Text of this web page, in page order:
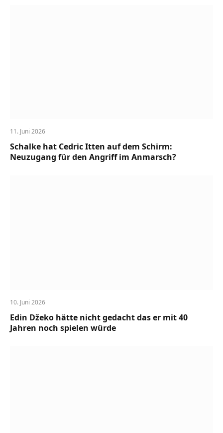
11. Juni 2026
Schalke hat Cedric Itten auf dem Schirm:
Neuzugang für den Angriff im Anmarsch?
10. Juni 2026
Edin Džeko hätte nicht gedacht das er mit 40
Jahren noch spielen würde